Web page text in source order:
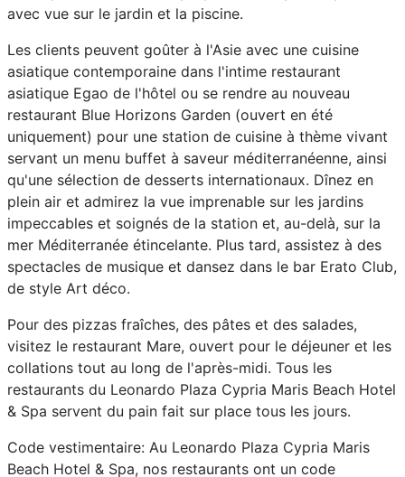
avec vue sur le jardin et la piscine.
Les clients peuvent goûter à l'Asie avec une cuisine
asiatique contemporaine dans l'intime restaurant
asiatique Egao de l'hôtel ou se rendre au nouveau
restaurant Blue Horizons Garden (ouvert en été
uniquement) pour une station de cuisine à thème vivant
servant un menu buffet à saveur méditerranéenne, ainsi
qu'une sélection de desserts internationaux. Dînez en
plein air et admirez la vue imprenable sur les jardins
impeccables et soignés de la station et, au-delà, sur la
mer Méditerranée étincelante. Plus tard, assistez à des
spectacles de musique et dansez dans le bar Erato Club,
de style Art déco.
Pour des pizzas fraîches, des pâtes et des salades,
visitez le restaurant Mare, ouvert pour le déjeuner et les
collations tout au long de l'après-midi. Tous les
restaurants du Leonardo Plaza Cypria Maris Beach Hotel
& Spa servent du pain fait sur place tous les jours.
Code vestimentaire: Au Leonardo Plaza Cypria Maris
Beach Hotel & Spa, nos restaurants ont un code